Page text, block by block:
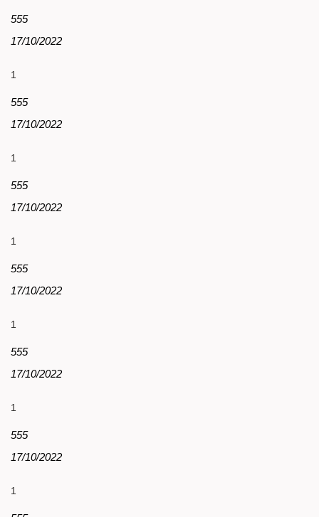
555
17/10/2022
1
555
17/10/2022
1
555
17/10/2022
1
555
17/10/2022
1
555
17/10/2022
1
555
17/10/2022
1